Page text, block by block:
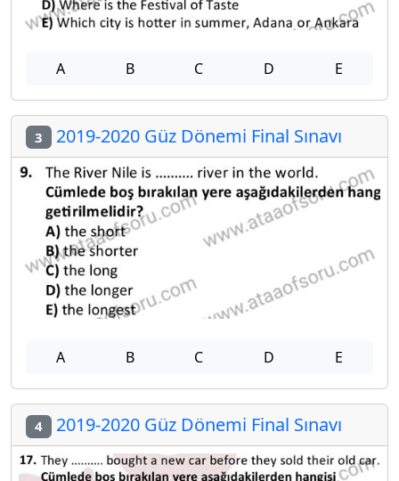
A B C D E
3 2019-2020 Güz Dönemi Final Sınavı
A B C D E
4 2019-2020 Güz Dönemi Final Sınavı